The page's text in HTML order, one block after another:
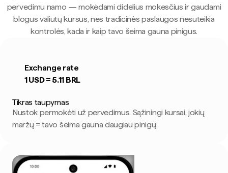
pervedimu namo — mokėdami didelius mokesčius ir gaudami
blogus valiutų kursus, nes tradicinės paslaugos nesuteikia
kontrolės, kada ir kaip tavo šeima gauna pinigus.
Exchange rate
1 USD = 5.11 BRL
Tikras taupymas
Nustok permokėti už pervedimus. Sąžiningi kursai, jokių
maržų = tavo šeima gauna daugiau pinigų.